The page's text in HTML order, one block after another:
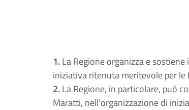
1.La Regione organizza e
iniziativa ritenuta meritevole per
2.La Regione, in particolare, può
Maratti, nell'organizzazione di